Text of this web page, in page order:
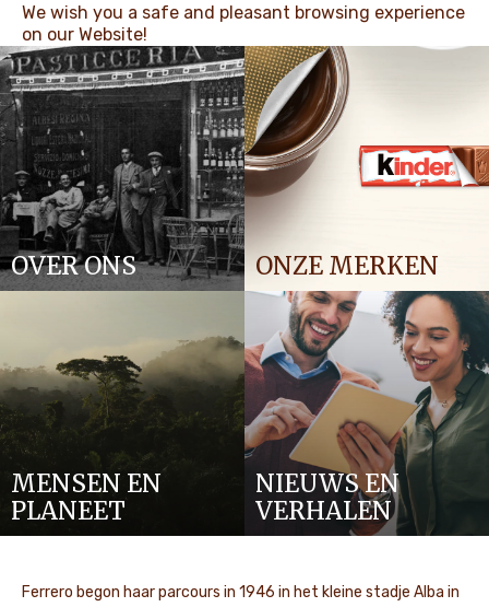
We wish you a safe and pleasant browsing experience
on our Website!
OVER ONS ONZE MERKEN
MENSEN EN
PLANEET
NIEUWS EN
VERHALEN
Ferrero begon haar parcours in 1946 in het kleine stadje Alba in